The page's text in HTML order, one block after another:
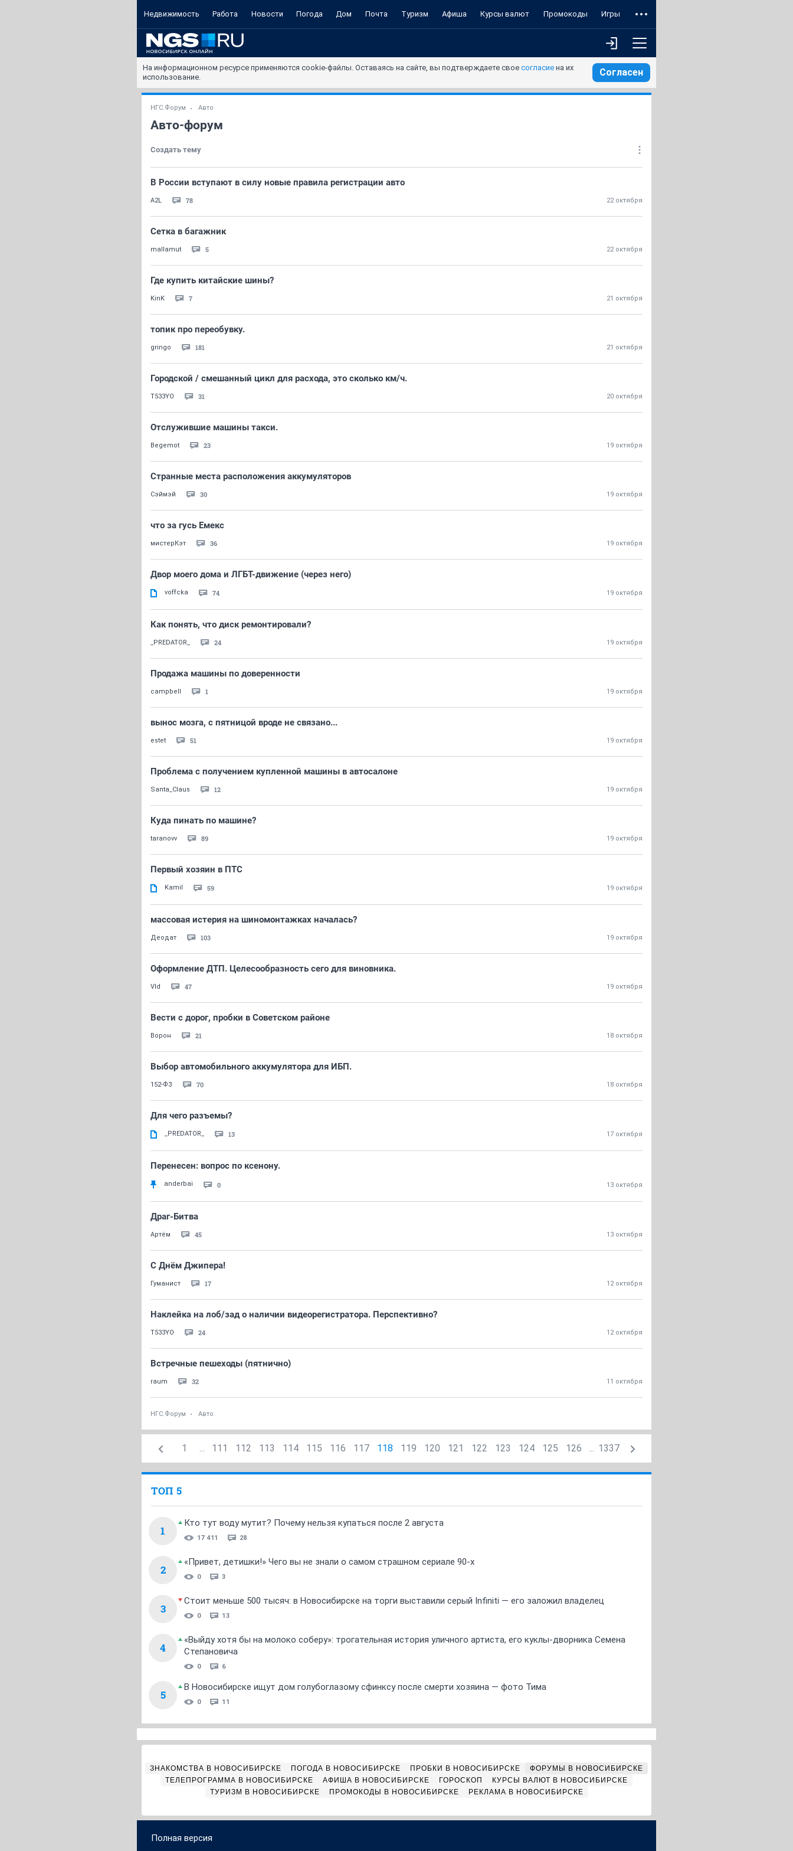
Недвижимость Работа Новости Погода Дом Почта Туризм Афиша Курсы валют Промокоды Игры
На информационном ресурсе применяются cookie-файлы. Оставаясь на сайте, вы подтверждаете свое согласие на их
использование.
Согласен
НГС.Форум Авто
Авто-форум
Создать тему
В России вступают в силу новые правила регистрации авто
A2L 78 22 октября
Сетка в багажник
mallamut 5 22 октября
Где купить китайские шины?
KinK 7 21 октября
топик про переобувку.
gringo 181 21 октября
Городской / смешанный цикл для расхода, это сколько км/ч.
T533YO 31 20 октября
Отслужившие машины такси.
Begemot 23 19 октября
Странные места расположения аккумуляторов
Сэймэй 30 19 октября
что за гусь Емекс
мистерКэт 36 19 октября
Двор моего дома и ЛГБТ-движение (через него)
voffcka 74 19 октября
Как понять, что диск ремонтировали?
_PREDATOR_ 24 19 октября
Продажа машины по доверенности
campbell 1 19 октября
вынос мозга, с пятницой вроде не связано...
estet 51 19 октября
Проблема с получением купленной машины в автосалоне
Santa_Claus 12 19 октября
Куда пинать по машине?
taranovv 89 19 октября
Первый хозяин в ПТС
Kamil 59 19 октября
массовая истерия на шиномонтажках началась?
Деодат 103 19 октября
Оформление ДТП. Целесообразность сего для виновника.
Vld 47 19 октября
Вести с дорог, пробки в Советском районе
Ворон 21 18 октября
Выбор автомобильного аккумулятора для ИБП.
152-ФЗ 70 18 октября
Для чего разъемы?
_PREDATOR_ 13 17 октября
Перенесен: вопрос по ксенону.
anderbai 0 13 октября
Драг-Битва
Артём 45 13 октября
С Днём Джипера!
Гуманист 17 12 октября
Наклейка на лоб/зад о наличии видеорегистратора. Перспективно?
T533YO 24 12 октября
Встречные пешеходы (пятнично)
raum 32 11 октября
НГС.Форум Авто
1 ... 111 112 113 114 115 116 117 118 119 120 121 122 123 124 125 126 ... 1337
ТОП 5
1
Кто тут воду мутит? Почему нельзя купаться после 2 августа
17 411 28
2
«Привет, детишки!» Чего вы не знали о самом страшном сериале 90-х
0 3
3
Стоит меньше 500 тысяч: в Новосибирске на торги выставили серый Infiniti — его заложил владелец
0 13
4
«Выйду хотя бы на молоко соберу»: трогательная история уличного артиста, его куклы-дворника Семена
Степановича
0 6
5
В Новосибирске ищут дом голубоглазому сфинксу после смерти хозяина — фото Тима
0 11
ЗНАКОМСТВА В НОВОСИБИРСКЕ ПОГОДА В НОВОСИБИРСКЕ ПРОБКИ В НОВОСИБИРСКЕ
ФОРУМЫ В НОВОСИБИРСКЕ
ТЕЛЕПРОГРАММА В НОВОСИБИРСКЕ
АФИША В НОВОСИБИРСКЕ ГОРОСКОП
КУРСЫ ВАЛЮТ В НОВОСИБИРСКЕ
ТУРИЗМ В НОВОСИБИРСКЕ
ПРОМОКОДЫ В НОВОСИБИРСКЕ РЕКЛАМА В НОВОСИБИРСКЕ
Полная версия